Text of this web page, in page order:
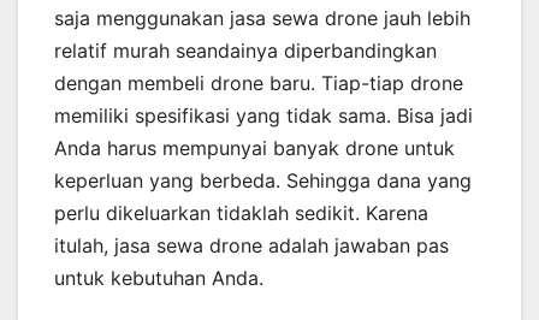
saja menggunakan jasa sewa drone jauh lebih
relatif murah seandainya diperbandingkan
dengan membeli drone baru. Tiap-tiap drone
memiliki spesifikasi yang tidak sama. Bisa jadi
Anda harus mempunyai banyak drone untuk
keperluan yang berbeda. Sehingga dana yang
perlu dikeluarkan tidaklah sedikit. Karena
itulah, jasa sewa drone adalah jawaban pas
untuk kebutuhan Anda.